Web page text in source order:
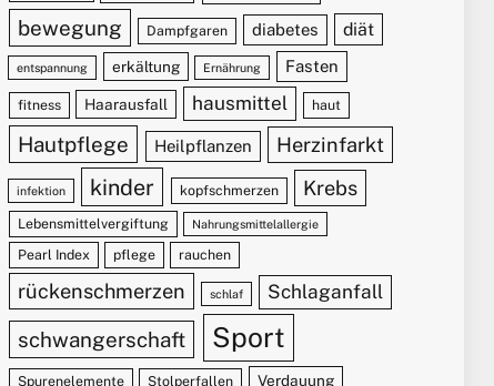
bewegung Dampfgaren diabetes diät
entspannung erkältung Ernährung Fasten
fitness Haarausfall hausmittel haut
Hautpflege Heilpflanzen Herzinfarkt
infektion kinder kopfschmerzen Krebs
Lebensmittelvergiftung Nahrungsmittelallergie
Pearl Index pflege rauchen
rückenschmerzen schlaf Schlaganfall
schwangerschaft Sport
Spurenelemente Stolperfallen Verdauung